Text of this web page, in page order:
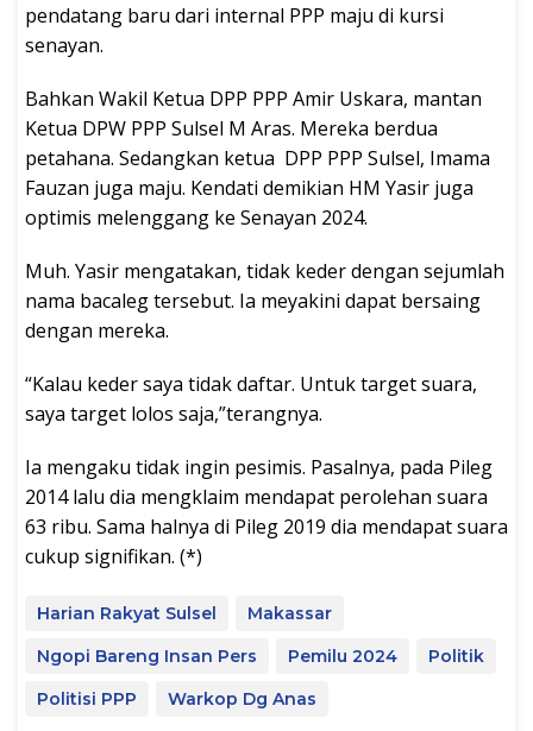
pendatang baru dari internal PPP maju di kursi
senayan.
Bahkan Wakil Ketua DPP PPP Amir Uskara, mantan
Ketua DPW PPP Sulsel M Aras. Mereka berdua
petahana. Sedangkan ketua DPP PPP Sulsel, Imama
Fauzan juga maju. Kendati demikian HM Yasir juga
optimis melenggang ke Senayan 2024.
Muh. Yasir mengatakan, tidak keder dengan sejumlah
nama bacaleg tersebut. Ia meyakini dapat bersaing
dengan mereka.
“Kalau keder saya tidak daftar. Untuk target suara,
saya target lolos saja,”terangnya.
Ia mengaku tidak ingin pesimis. Pasalnya, pada Pileg
2014 lalu dia mengklaim mendapat perolehan suara
63 ribu. Sama halnya di Pileg 2019 dia mendapat suara
cukup signifikan. (*)
Harian Rakyat Sulsel
Makassar
Ngopi Bareng Insan Pers
Pemilu 2024
Politik
Politisi PPP
Warkop Dg Anas